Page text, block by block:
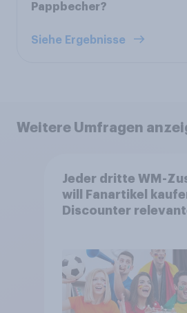
Pappbecher?
Siehe Ergebnisse
Weitere Umfragen
Jeder dritte WM-
will Fanartikel
Discounter